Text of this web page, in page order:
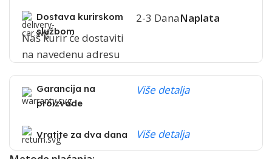
Dostava kurirskom
službom
Naš kurir će dostaviti
na navedenu adresu
2-3 DanaNaplata
Garancija na
proizvode
Više detalja
Vratite za dva dana
Više detalja